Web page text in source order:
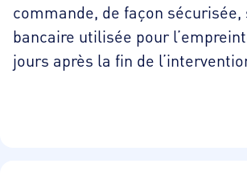
commande, de façon
bancaire utilisée pour
jours après la fin de